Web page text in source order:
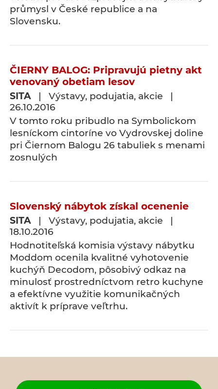
průmysl v České republice a na
Slovensku.
ČIERNY BALOG: Pripravujú pietny akt
venovaný obetiam lesov
SITA | Výstavy, podujatia, akcie |
26.10.2016
V tomto roku pribudlo na Symbolickom
lesníckom cintoríne vo Vydrovskej doline
pri Čiernom Balogu 26 tabuliek s menami
zosnulých
Slovenský nábytok získal ocenenie
SITA | Výstavy, podujatia, akcie |
18.10.2016
Hodnotiteľská komisia výstavy nábytku
Moddom ocenila kvalitné vyhotovenie
kuchýň Decodom, pôsobivý odkaz na
minulosť prostredníctvom retro kuchyne
a efektívne využitie komunikačných
aktivít k príprave veľtrhu.